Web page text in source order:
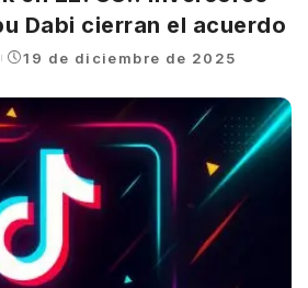
Dabi cierran el acuerdo
19 de diciembre de 2025